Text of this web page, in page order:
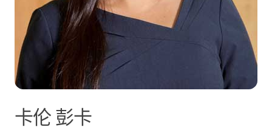
卡伦彭卡